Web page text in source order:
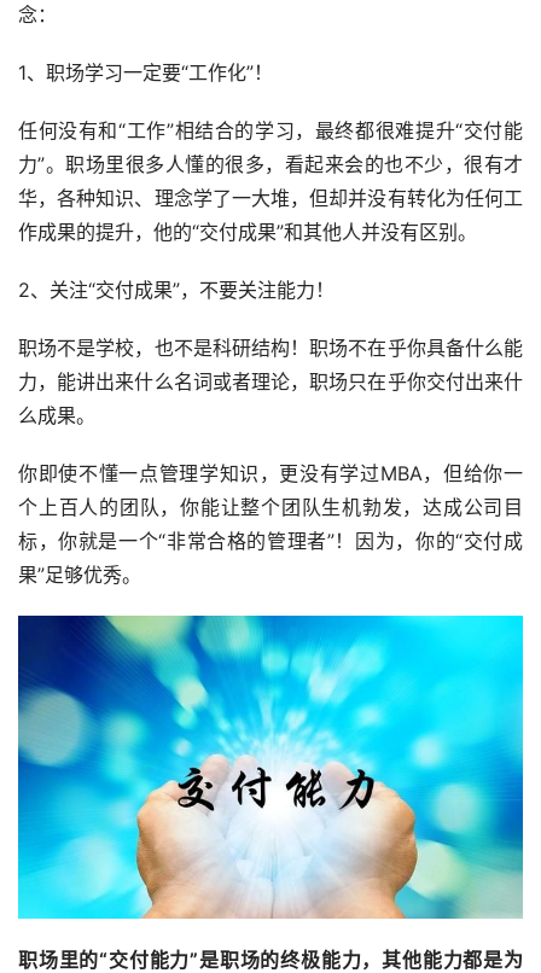
念：
1、职场学习一定要“工作化”！
任何没有和“工作”相结合的学习，最终都很难提升“交付能
力”。职场里很多人懂的很多，看起来会的也不少，很有才
华，各种知识、理念学了一大堆，但却并没有转化为任何工
作成果的提升，他的“交付成果”和其他人并没有区别。
2、关注“交付成果”，不要关注能力！
职场不是学校，也不是科研结构！职场不在乎你具备什么能
力，能讲出来什么名词或者理论，职场只在乎你交付出来什
么成果。
你即使不懂一点管理学知识，更没有学过MBA，但给你一
个上百人的团队，你能让整个团队生机勃发，达成公司目
标，你就是一个“非常合格的管理者”！因为，你的“交付成
果”足够优秀。
职场里的“交付能力”是职场的终极能力，其他能力都是为